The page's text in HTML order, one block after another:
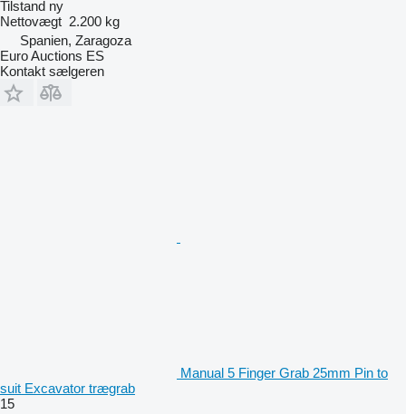
Tilstand ny
Nettovægt 2.200 kg
Spanien, Zaragoza
Euro Auctions ES
Kontakt sælgeren
Manual 5 Finger Grab 25mm Pin to
suit Excavator trægrab
15